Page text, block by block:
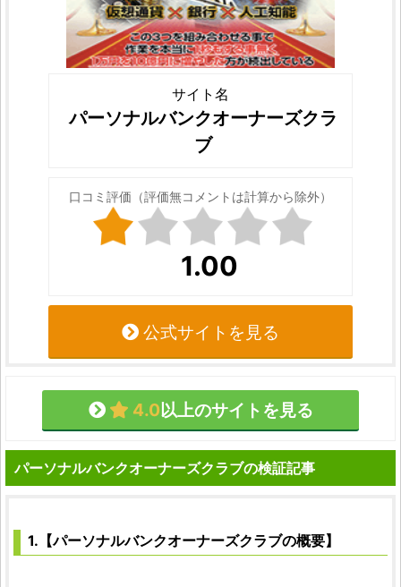
サイト名
パーソナルバンクオーナーズクラ
ブ
口コミ評価（評価無コメントは計算から除外）
1.00
公式サイトを見る
4.0以上のサイトを見る
パーソナルバンクオーナーズクラブの検証記事
1.【パーソナルバンクオーナーズクラブの概要】